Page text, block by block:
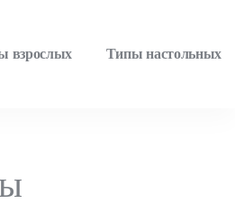
взрослых Типы настольных